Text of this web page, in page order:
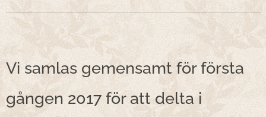
Vi samlas gemensamt för första
gången 2017 för att delta i